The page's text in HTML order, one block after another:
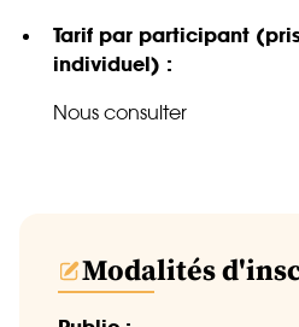
Tarif par participant
individuel) :
Nous consulter
Modalités